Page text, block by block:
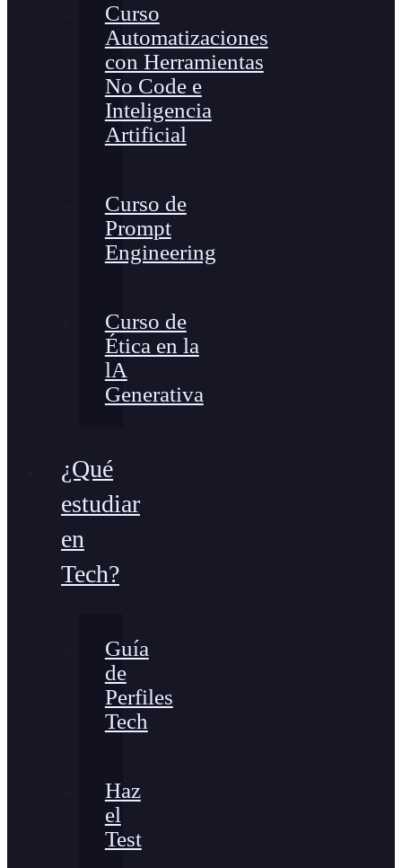
Curso
Automatizaciones
con Herramientas
No Code e
Inteligencia
Artificial
Curso de
Prompt
Engineering
Curso de
Ética en la
lA
Generativa
¿Qué
estudiar
en
Tech?
Guía
de
Perfiles
Tech
Haz
el
Test